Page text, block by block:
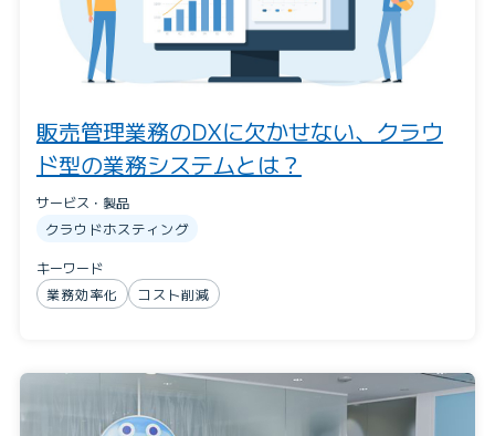
販売管理業務のDXに欠かせない、クラウ
ド型の業務システムとは？
サービス・製品
クラウドホスティング
キーワード
業務効率化
コスト削減